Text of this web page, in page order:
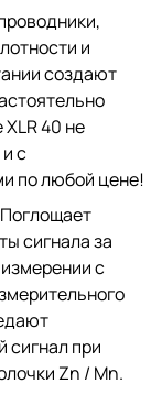
и
создают
40 не
с
по любой цене!
сигнала за
с
сигнал при
Zn / Mn.